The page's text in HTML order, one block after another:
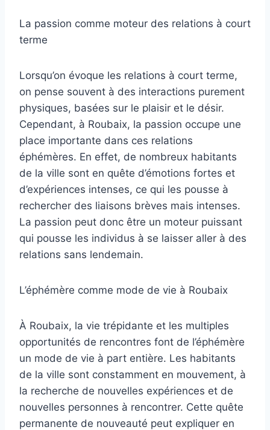
La passion comme moteur des relations à court
terme
Lorsqu’on évoque les relations à court terme,
on pense souvent à des interactions purement
physiques, basées sur le plaisir et le désir.
Cependant, à Roubaix, la passion occupe une
place importante dans ces relations
éphémères. En effet, de nombreux habitants
de la ville sont en quête d’émotions fortes et
d’expériences intenses, ce qui les pousse à
rechercher des liaisons brèves mais intenses.
La passion peut donc être un moteur puissant
qui pousse les individus à se laisser aller à des
relations sans lendemain.
L’éphémère comme mode de vie à Roubaix
À Roubaix, la vie trépidante et les multiples
opportunités de rencontres font de l’éphémère
un mode de vie à part entière. Les habitants
de la ville sont constamment en mouvement, à
la recherche de nouvelles expériences et de
nouvelles personnes à rencontrer. Cette quête
permanente de nouveauté peut expliquer en